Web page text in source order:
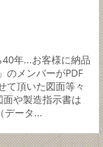
年...お客様に納品
のメンバーがPDF
て頂いた図面等々
や製造指示書は
データ...